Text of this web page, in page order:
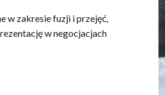
w zakresie fuzji i przejęć,
w negocjacjach